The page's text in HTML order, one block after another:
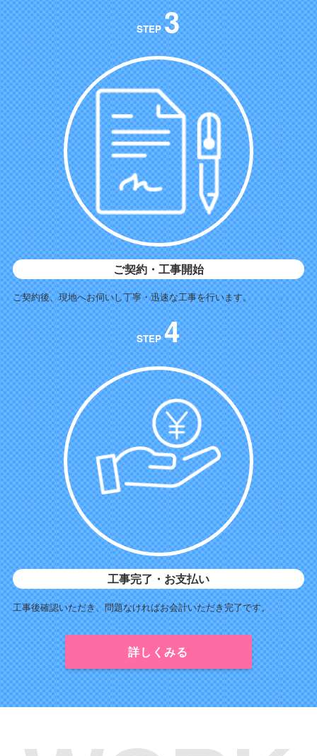
STEP3
ご契約・工事開始
ご契約後、現地へお伺いし丁寧・迅速な工事を行います。
STEP4
工事完了・お支払い
工事後確認いただき、問題なければお会計いただき完了です。
詳しくみる